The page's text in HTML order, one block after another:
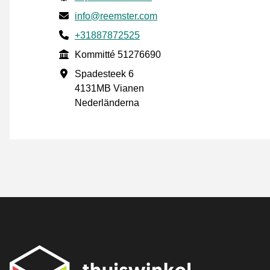
E-post
info@reemster.com
Phone number
+31887872525
Kommitté
Kommitté 51276690
Företagsadress
Spadesteek 6
4131MB Vianen
Nederländerna